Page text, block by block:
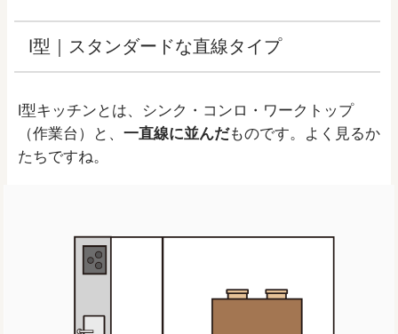
I型｜スタンダードな直線タイプ
I型キッチンとは、シンク・コンロ・ワークトップ
（作業台）と、 一直線に並んだものです。よく見るか
たちですね。